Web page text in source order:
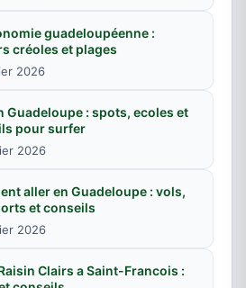
guadeloupéenne :
créoles et plages
2026
Guadeloupe : spots, ecoles et
pour surfer
2026
aller en Guadeloupe : vols,
et conseils
2026
Clairs a Saint-Francois :